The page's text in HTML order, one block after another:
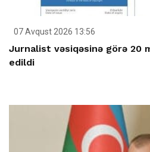
07 Avqust 2026 13:56
Jurnalist vəsiqəsinə görə 20
edildi